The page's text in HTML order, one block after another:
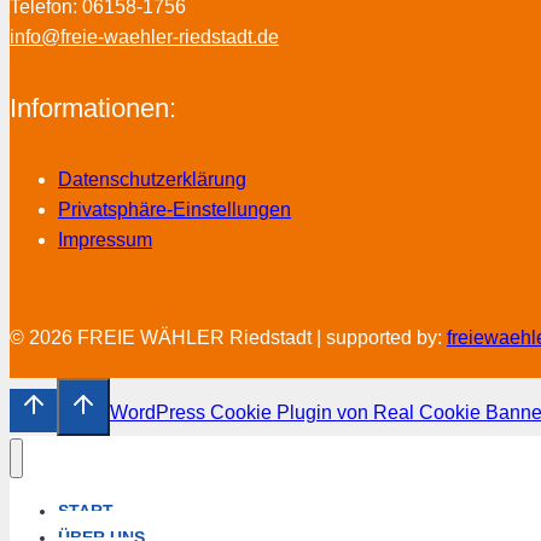
Telefon: 06158-1756
info@freie-waehler-riedstadt.de
Informationen:
Datenschutzerklärung
Privatsphäre-Einstellungen
Impressum
© 2026 FREIE WÄHLER Riedstadt | supported by:
WordPress Cookie Plugin von Real Cookie
START
ÜBER UNS